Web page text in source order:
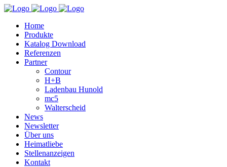
Home
Produkte
Katalog Download
Referenzen
Partner
Contour
H+B
Ladenbau Hunold
mc5
Walterscheid
News
Newsletter
Über uns
Heimatliebe
Stellenanzeigen
Kontakt